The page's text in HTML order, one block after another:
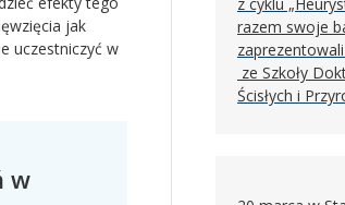
jak
uczestniczyć w
w
razem swoje
ze Szkoły
Ścisłych i